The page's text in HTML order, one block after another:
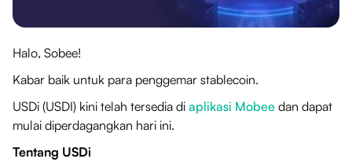
Halo, Sobee!
Kabar baik untuk para penggemar stablecoin.
USDi (USDI) kini telah tersedia di aplikasi Mobee dan dapat
mulai diperdagangkan hari ini.
Tentang USDi